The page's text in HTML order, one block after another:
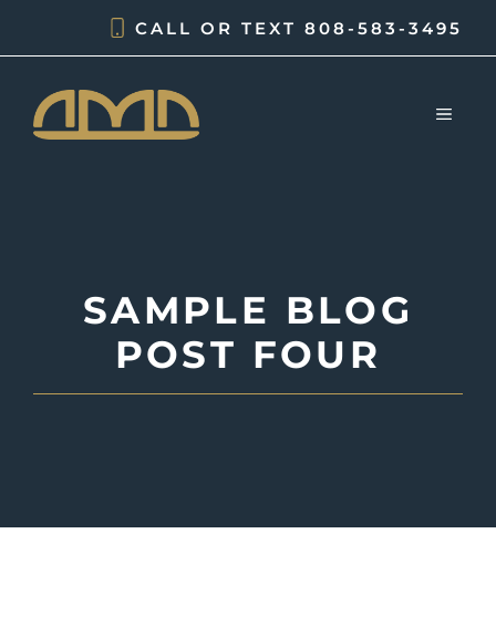
CALL OR TEXT 808-583-3495
SAMPLE BLOG
POST FOUR